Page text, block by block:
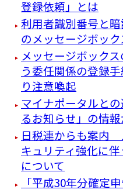
登録依頼」とは
利用者識別番号と
のメッセージボッ
メッセージボック
う委任関係の登録
り注意喚起
マイナポータルと
るお知らせ」の情
日税連からも案内
キュリティ強化に
について
「平成30年分確定